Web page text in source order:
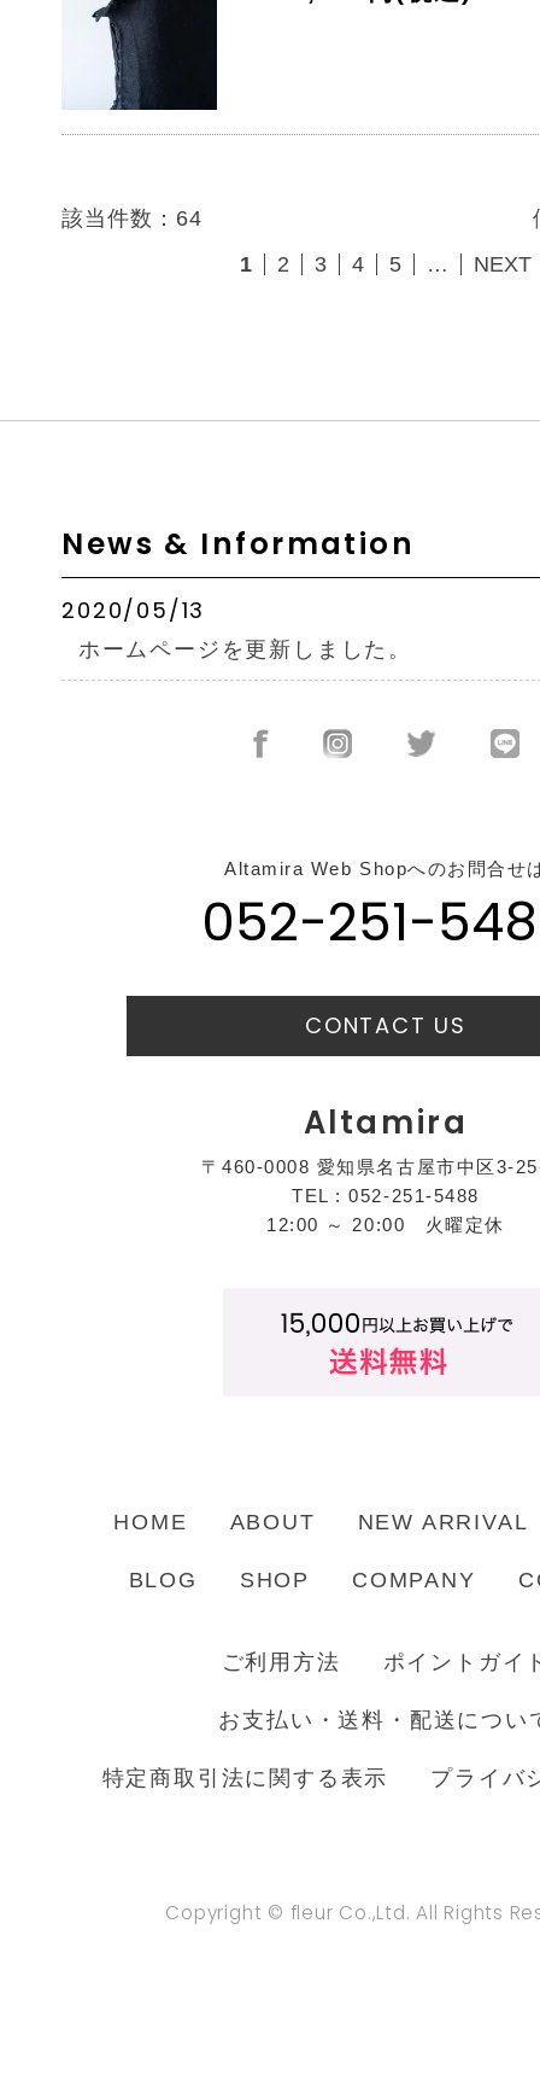
該当件数：64
1
2 3 4 5 … NEXT
News & Information
2020/05/13
ホームページを更新しました。
Altamira Web Shopへのお問合せ
052-251-
CONTACT US
Altamira
〒460-0008 愛知県名古屋市中区3-
TEL : 052-251-5488
12:00 ～ 20:00 火曜定休
HOME ABOUT NEW ARRIVAL
BLOG SHOP COMPANY
ご利用方法 ポイントガイ
お支払い・送料・配送につい
特定商取引法に関する表示 プライバ
Copyright © fleur Co.,Ltd. All Rights